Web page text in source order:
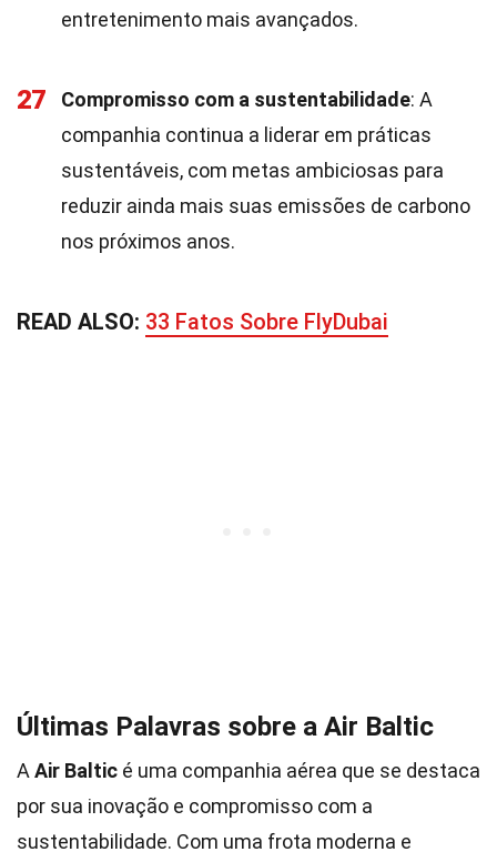
entretenimento mais avançados.
27 Compromisso com a sustentabilidade: A
companhia continua a liderar em práticas
sustentáveis, com metas ambiciosas para
reduzir ainda mais suas emissões de carbono
nos próximos anos.
READ ALSO: 33 Fatos Sobre FlyDubai
Últimas Palavras sobre a Air Baltic
A Air Baltic é uma companhia aérea que se destaca
por sua inovação e compromisso com a
sustentabilidade. Com uma frota moderna e